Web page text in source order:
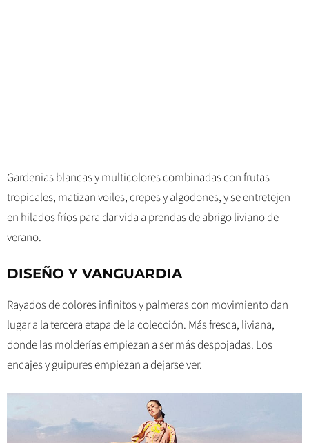
Gardenias blancas y multicolores combinadas con frutas
tropicales, matizan voiles, crepes y algodones, y se entretejen
en hilados fríos para dar vida a prendas de abrigo liviano de
verano.
DISEÑO Y VANGUARDIA
Rayados de colores infinitos y palmeras con movimiento dan
lugar a la tercera etapa de la colección. Más fresca, liviana,
donde las molderías empiezan a ser más despojadas. Los
encajes y guipures empiezan a dejarse ver.